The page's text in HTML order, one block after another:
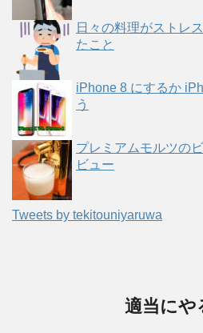
日々の料理がストレ
たこと
iPhone 8 にするか
う
プレミアムモルツの
ビュー
Tweets by tekitouniyaruwa
適当にや